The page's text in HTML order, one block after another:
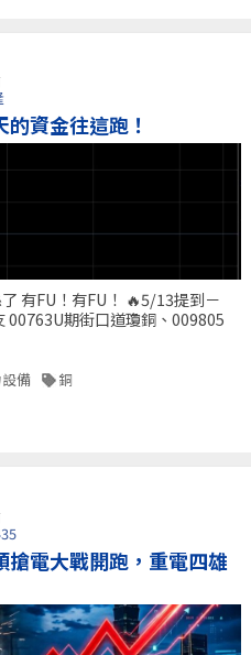
資金往這跑！
有FU！有FU！ 🔥5/13提到－
00763U期街口道瓊銅、009805
備 銅
電大戰開跑，重電四雄